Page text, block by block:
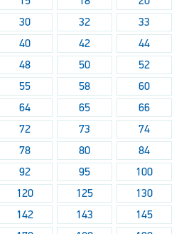
30 32
33
40 42
44
48 50
52
55 58
60
64 65
66
72 73
74
78 80
84
92 95
100
120 125
130
142 143
145